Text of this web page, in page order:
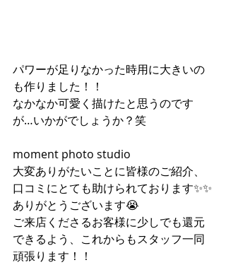
パワーが足りなかった時用に大きいの
も作りました！！
なかなか可愛く描けたと思うのです
が…いかがでしょうか？笑
moment photo studio
大変ありがたいことに皆様のご紹介、
口コミにとても助けられております✨✨
ありがとうございます😭
ご来店くださるお客様に少しでも還元
できるよう、これからもスタッフ一同
頑張ります！！